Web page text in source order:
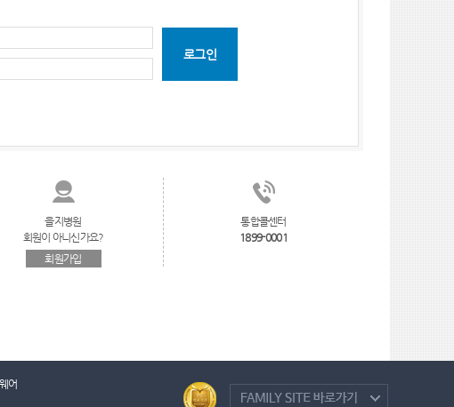
로그인
을지병원
회원이 아니신가요?
회원가입
통합콜센터
1899-0001
어